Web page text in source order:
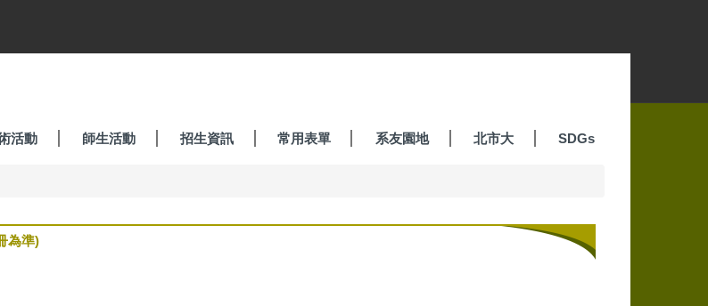
活動 師生活動 招生資訊 常用表單 系友園地 北市大 SDGs
為準)